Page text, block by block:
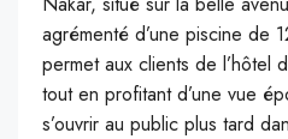
agrémenté d’une piscine de
permet aux clients de l’hôtel
tout en profitant d’une vue
s’ouvrir au public plus tard